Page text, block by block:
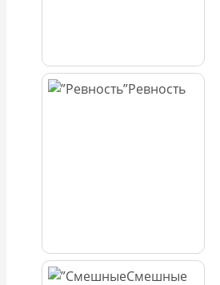
Ревность
Смешные